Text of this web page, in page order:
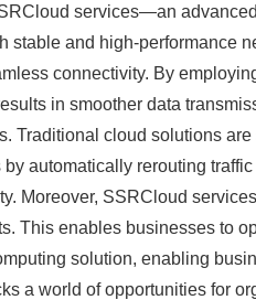
services—an
and high-performance
connectivity. By
in smoother data
Traditional cloud solutions
automatically rerouting
Moreover, SSRCloud
This enables businesses to
solution, enabling
a world of opportunities for